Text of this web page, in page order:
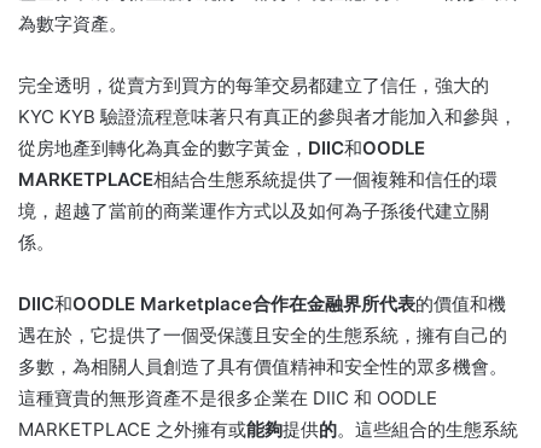
為數字資產。
完全透明，從賣方到買方的每筆交易都建立了信任，強大的
KYC KYB 驗證流程意味著只有真正的參與者才能加入和參與，
從房地產到轉化為真金的數字黃金， DIIC和OODLE
MARKETPLACE相結合生態系統提供了一個複雜和信任的環
境，超越了當前的商業運作方式以及如何為子孫後代建立關
係。
DIIC和OODLE Marketplace合作在金融界所代表的價值和機
遇在於 ，它提供了一個受保護且安全的生態系統，擁有自己的
多數，為相關人員創造了具有價值精神和安全性的眾多機會。
這種寶貴的無形資產不是很多企業在 DIIC 和 OODLE
MARKETPLACE 之外擁有或能夠提供的。 這些組合的生態系統